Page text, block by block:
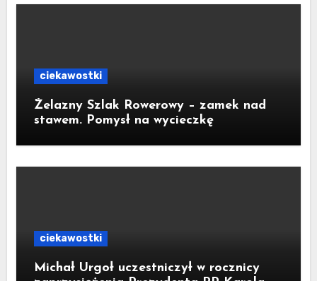
ciekawostki
Żelazny Szlak Rowerowy – zamek nad
stawem. Pomysł na wycieczkę
ciekawostki
Michał Urgoł uczestniczył w rocznicy